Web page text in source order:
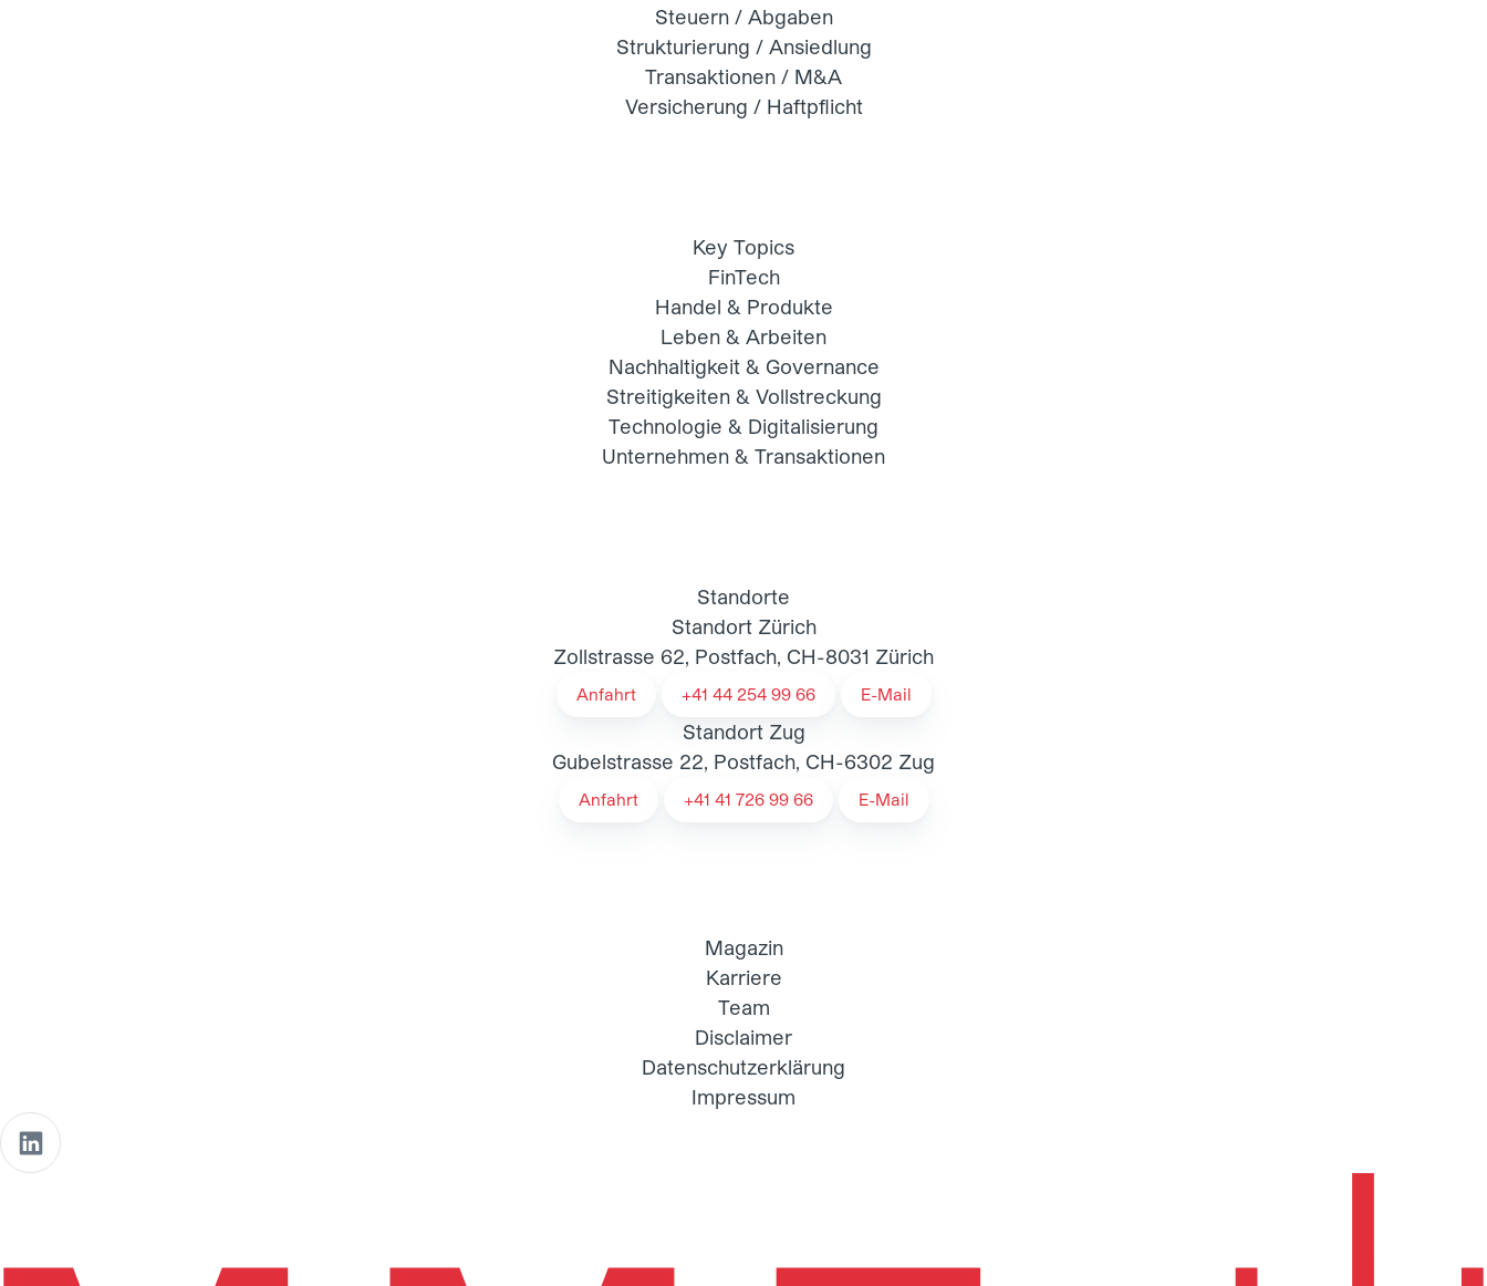
Steuern / Abgaben
Strukturierung / Ansiedlung
Transaktionen / M&A
Versicherung / Haftpflicht
Key Topics
FinTech
Handel & Produkte
Leben & Arbeiten
Nachhaltigkeit & Governance
Streitigkeiten & Vollstreckung
Technologie & Digitalisierung
Unternehmen & Transaktionen
Standorte
Standort Zürich
Zollstrasse 62, Postfach, CH-8031 Zürich
Anfahrt +41 44 254 99 66 E-Mail
Standort Zug
Gubelstrasse 22, Postfach, CH-6302 Zug
Anfahrt +41 41 726 99 66 E-Mail
Magazin
Karriere
Team
Disclaimer
Datenschutzerklärung
Impressum